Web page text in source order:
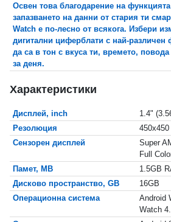
Освен това благодарение на
запазването на данни от стария ти
Watch е по-лесно от всякога. Избери
дигитални циферблати с най-
да са в тон с вкуса ти, времето,
за деня.
Характеристики
Дисплей, inch
1.4"
Резолюция
450x450
Сензорен дисплей
Super
Full
Памет, MB
1.5GB
Дисково пространство, GB
16GB
Операционна система
Android
Watch